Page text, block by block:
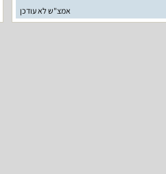
אמצ"ש לא עודכן